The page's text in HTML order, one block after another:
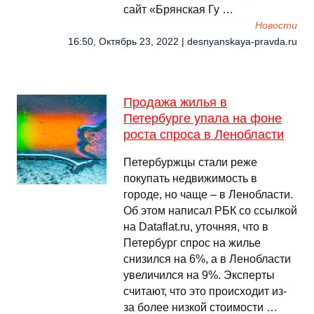
сайт «Брянская Гу …
Новости
16:50, Октябрь 23, 2022 | desnyanskaya-pravda.ru
Продажа жилья в
Петербурге упала на фоне
роста спроса в Ленобласти
Петербуржцы стали реже
покупать недвижимость в
городе, но чаще – в Ленобласти.
Об этом написал РБК со ссылкой
на Dataflat.ru, уточняя, что в
Петербург спрос на жилье
снизился на 6%, а в Ленобласти
увеличился на 9%. Эксперты
считают, что это происходит из-
за более низкой стоимости …